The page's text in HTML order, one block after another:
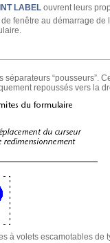
LABEL ouvrent leurs
fenêtre au démarrage
“pousseurs”.
repoussés vers la
à volets escamotables